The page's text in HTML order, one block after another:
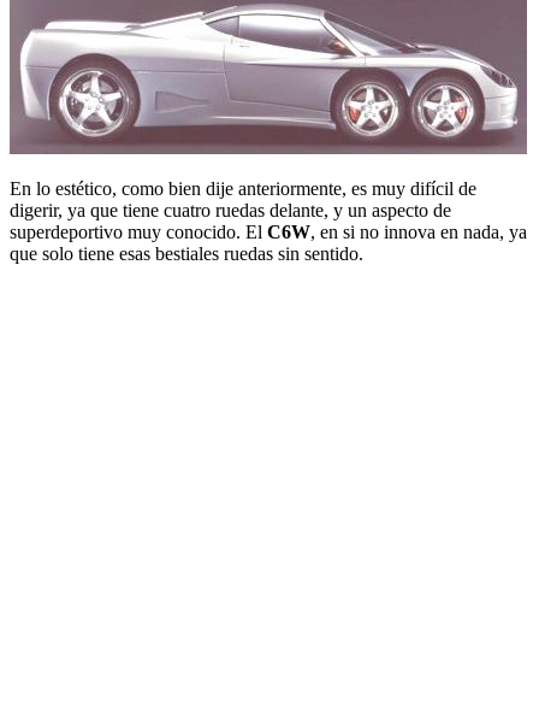
En lo estético, como bien dije anteriormente, es muy difícil de
digerir, ya que tiene cuatro ruedas delante, y un aspecto de
superdeportivo muy conocido. El C6W, en si no innova en nada, ya
que solo tiene esas bestiales ruedas sin sentido.